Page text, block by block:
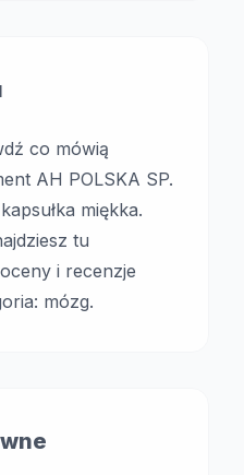
co mówią
AH POLSKA SP.
miękka.
tu
i recenzje
mózg.